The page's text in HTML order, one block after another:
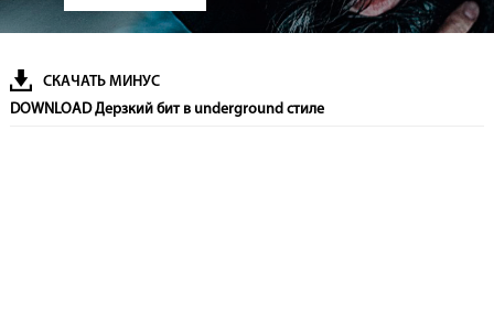
СКАЧАТЬ МИНУС
DOWNLOAD Дерзкий бит в underground стиле